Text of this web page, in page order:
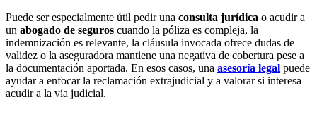
Puede ser especialmente útil pedir una consulta jurídica o acudir a
un abogado de seguros cuando la póliza es compleja, la
indemnización es relevante, la cláusula invocada ofrece dudas de
validez o la aseguradora mantiene una negativa de cobertura pese a
la documentación aportada. En esos casos, una asesoría legal puede
ayudar a enfocar la reclamación extrajudicial y a valorar si interesa
acudir a la vía judicial.